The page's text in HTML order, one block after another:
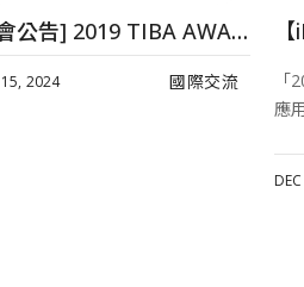
[協會公告] 2019 TIBA AWARDS第三屆亞太地區優良智慧綠建築暨系統產品獎-台灣初選」頒獎典禮暨作品發表會相關報導(一)
2024 國際交流
應